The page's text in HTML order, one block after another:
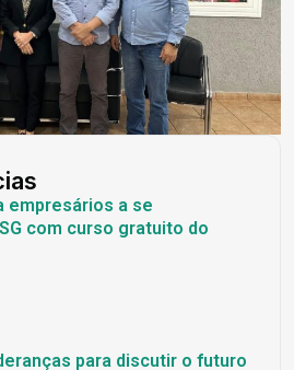
empresários a se
com curso gratuito do
para discutir o futuro